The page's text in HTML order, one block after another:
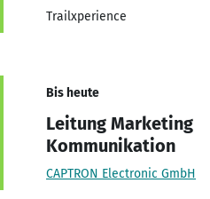
Trailxperience
Bis heute
Leitung Marketing
Kommunikation
CAPTRON Electronic GmbH